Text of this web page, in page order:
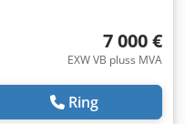
7 000 €
EXW VB pluss MVA
Ring